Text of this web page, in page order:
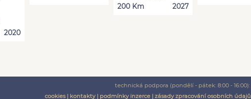
2020
200 Km 2027
technická podpora (pondělí - pátek: 8:00 - 16:00):
cookies| kontakty| podmínky inzerce| zásady zpracování osobních údajů